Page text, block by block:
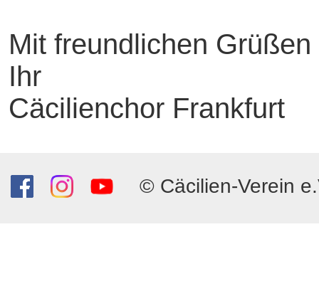
Mit freundlichen Grüßen
Ihr
Cäcilienchor Frankfurt
© Cäcilien-Verein